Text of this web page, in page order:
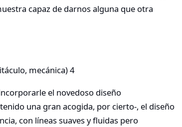
capaz de darnos alguna que otra
el novedoso diseño
una gran acogida, por cierto-, el diseño
con líneas suaves y fluidas pero